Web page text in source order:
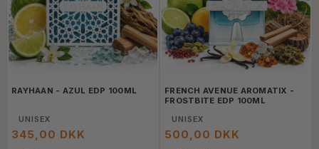
RAYHAAN - AZUL EDP 100ML
UNISEX
345,00 DKK
FRENCH AVENUE AROMATIX -
FROSTBITE EDP 100ML
UNISEX
500,00 DKK